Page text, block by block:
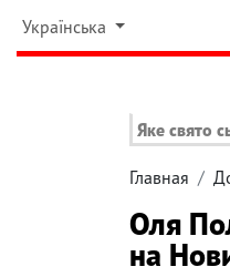
Українська
Яке свято
Главная
Оля
на